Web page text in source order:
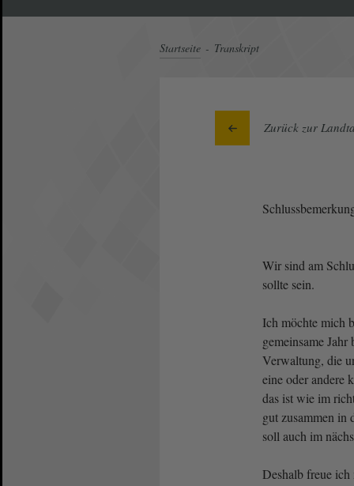
Startseite Transkript
Zurück zur
Wir sind am
sollte sein.
Ich möchte mich
gemeinsame
Verwaltung, die
eine oder andere
das ist wie im
gut zusammen in
soll auch im
Deshalb freue